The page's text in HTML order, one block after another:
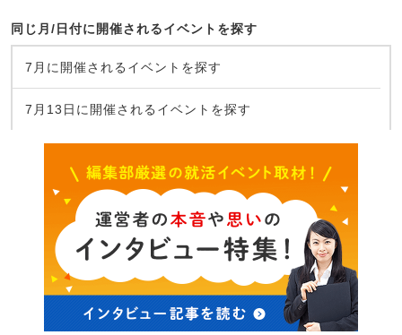
同じ月/日付に開催されるイベントを探す
7月に開催されるイベントを探す
7月13日に開催されるイベントを探す